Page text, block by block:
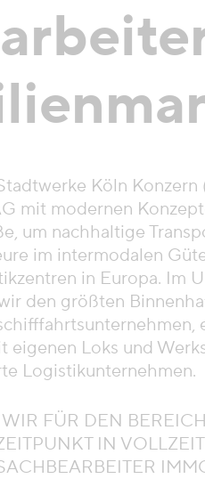
Köln
mit modernen
um nachhaltige
im intermodalen
in Europa. Im
den größten
eigenen Loks und
Logistikunternehmen.
FÜR DEN
IN